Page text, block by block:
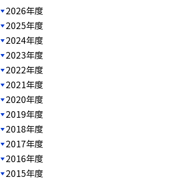
2026年度
2025年度
2024年度
2023年度
2022年度
2021年度
2020年度
2019年度
2018年度
2017年度
2016年度
2015年度